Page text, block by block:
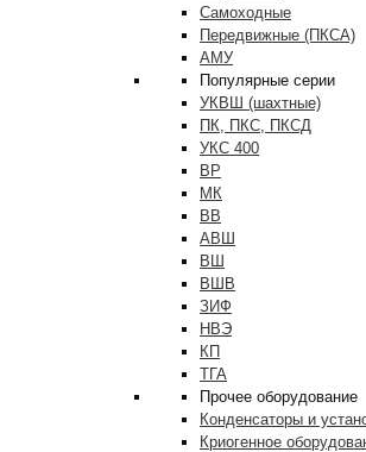
Самоходные
Передвижные (ПКСА)
АМУ
Популярные серии
УКВШ (шахтные)
ПК, ПКС, ПКСД
УКС 400
ВР
МК
ВВ
АВШ
ВШ
ВШВ
ЗИФ
НВЭ
КП
ТГА
Прочее оборудование
Конденсаторы и
Криогенное